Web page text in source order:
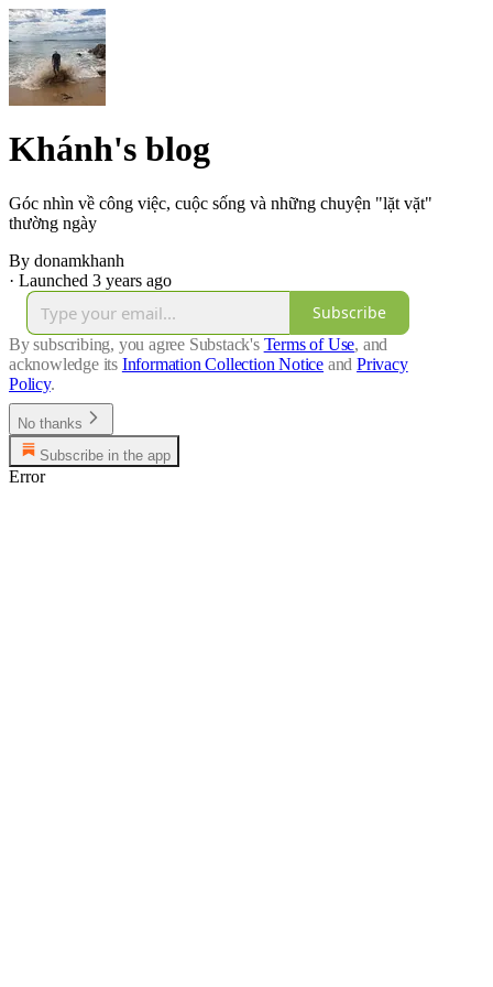
Khánh's blog
Góc nhìn về công việc, cuộc sống và những chuyện "lặt vặt"
thường ngày
By donamkhanh
· Launched 3 years ago
Subscribe
By subscribing, you agree Substack's Terms of Use, and
acknowledge its Information Collection Notice and Privacy
Policy.
No thanks
Subscribe in the app
Error